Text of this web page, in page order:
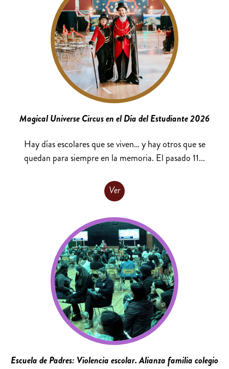
Magical Universe Circus en el Día del Estudiante 2026
Hay días escolares que se viven… y hay otros que se
quedan para siempre en la memoria. El pasado 11...
Ver
Escuela de Padres: Violencia escolar. Alianza familia colegio